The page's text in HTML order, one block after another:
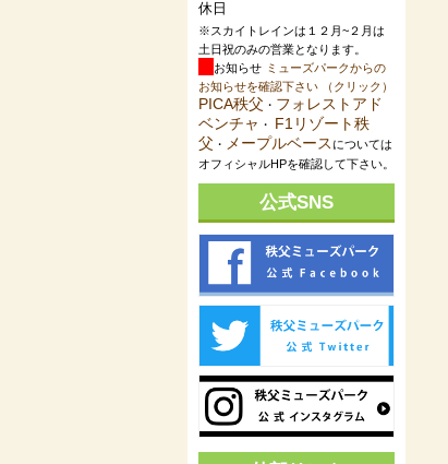
休日
※スカイトレインは１２月~２月は
土日祝のみの営業となります。
お知らせ ミューズパークからの
お知らせを確認下さい （クリック）
PICA秩父 ・ フォレストアド
ベンチャ ・ F1リゾート秩
父 ・ メープルベース については
オフィシャルHPを確認して下さい。
公式SNS